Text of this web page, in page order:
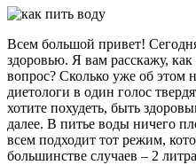
Всем большой привет!
здоровью. Я вам расскажу,
вопрос? Сколько уже об этом
диетологи в один голос
хотите похудеть, быть
далее. В питье воды ничего
всем подходит тот режим,
большинстве случаев – 2